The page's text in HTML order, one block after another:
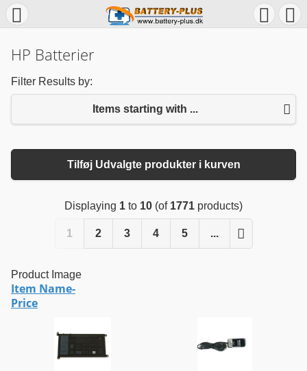
HP Batterier
Filter Results by:
Items starting with ...
Tilføj Udvalgte produkter i kurven
Displaying 1 to 10 (of 1771 products)
1 2 3 4 5 ...
Product Image
Item Name-
Price